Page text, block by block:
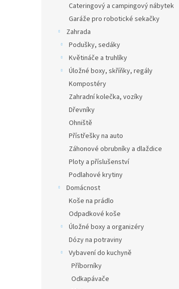
Cateringový a campingový nábytek
Garáže pro robotické sekačky
Zahrada
Podušky, sedáky
Květináče a truhlíky
Úložné boxy, skříňky, regály
Kompostéry
Zahradní kolečka, vozíky
Dřevníky
Ohniště
Přístřešky na auto
Záhonové obrubníky a dlaždice
Ploty a příslušenství
Podlahové krytiny
Domácnost
Koše na prádlo
Odpadkové koše
Úložné boxy a organizéry
Dózy na potraviny
Vybavení do kuchyně
Příborníky
Odkapávače